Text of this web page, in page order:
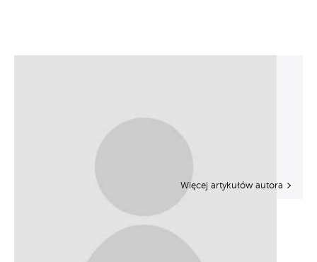
Więcej artykułów autora